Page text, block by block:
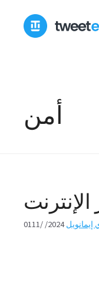
المحتوى
أمن
0111/ /2024 إيمانويل